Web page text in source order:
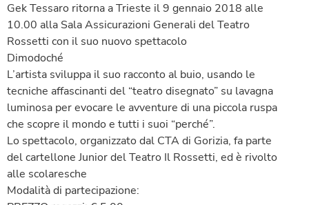
Gek Tessaro ritorna a Trieste il 9 gennaio 2018 alle
10.00 alla Sala Assicurazioni Generali del Teatro
Rossetti con il suo nuovo spettacolo
Dimodoché
L’artista sviluppa il suo racconto al buio, usando le
tecniche affascinanti del “teatro disegnato” su lavagna
luminosa per evocare le avventure di una piccola ruspa
che scopre il mondo e tutti i suoi “perché”.
Lo spettacolo, organizzato dal CTA di Gorizia, fa parte
del cartellone Junior del Teatro Il Rossetti, ed è rivolto
alle scolaresche
Modalità di partecipazione: